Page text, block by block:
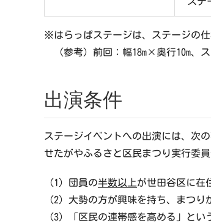
※はらっぱステージは、ステージの
（参考）前回：幅18m×奥行10m、
出演条件
ステージイベントへの出演には、次
せたがやふるさと区民まつり実行委
（1）団員の半数以上が世田谷区に在
（2）大勢の方が興味を持ち、まつり
（3）「区民の連帯感を高める」とい